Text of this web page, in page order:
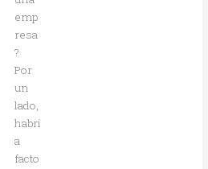
emp
resa
?
Por
un
lado,
habrí
a
facto